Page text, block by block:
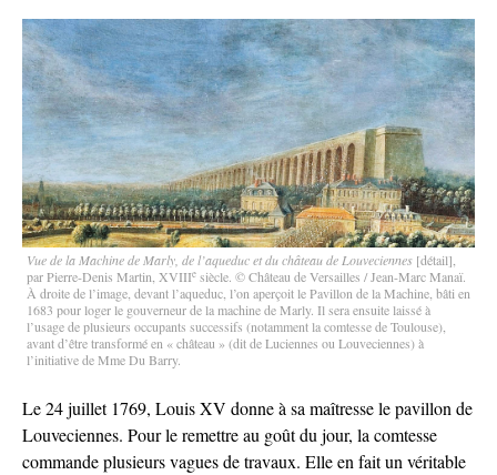
Vue de la Machine de Marly, de l’aqueduc et du château de Louveciennes [détail],
par Pierre-Denis Martin, XVIIIe siècle. © Château de Versailles / Jean-Marc Manaï.
À droite de l’image, devant l’aqueduc, l’on aperçoit le Pavillon de la Machine, bâti en
1683 pour loger le gouverneur de la machine de Marly. Il sera ensuite laissé à
l’usage de plusieurs occupants successifs (notamment la comtesse de Toulouse),
avant d’être transformé en « château » (dit de Luciennes ou Louveciennes) à
l’initiative de Mme Du Barry.
Le 24 juillet 1769, Louis XV donne à sa maîtresse le pavillon de
Louveciennes. Pour le remettre au goût du jour, la comtesse
commande plusieurs vagues de travaux. Elle en fait un véritable